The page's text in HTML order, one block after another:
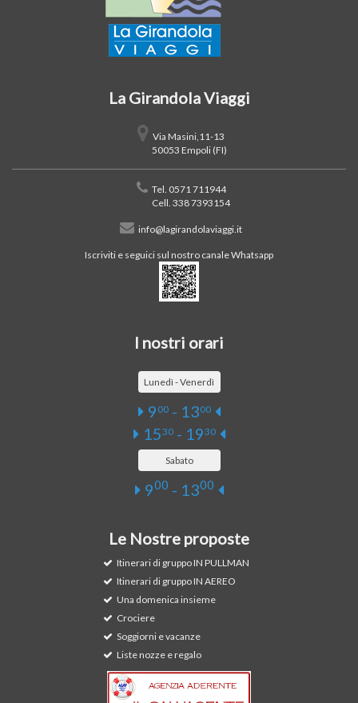
La Girandola Viaggi
Via Masini,11-13
50053 Empoli (FI)
Tel. 0571 711944
Cell. 338 7393154
info@lagirandolaviaggi.it
Iscriviti e seguici sul nostro canale Whatsapp
I nostri orari
Lunedì - Venerdì
9 00- 1300
1530- 1930
Sabato
900 - 1300
Le Nostre proposte
Itinerari di gruppo IN PULLMAN
Itinerari di gruppo IN AEREO
Una domenica insieme
Crociere
Soggiorni e vacanze
Liste nozze e regalo